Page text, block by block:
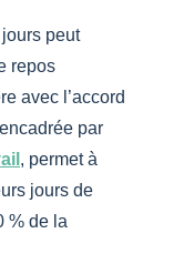
peut
repos
avec l’accord
par
, permet à
jours de
% de la